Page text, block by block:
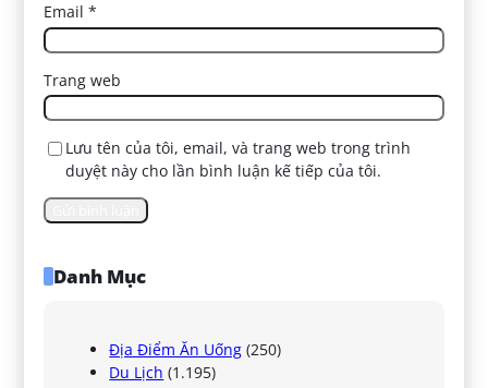
Email*
Trang web
Lưu tên của tôi, email, và trang web trong trình
duyệt này cho lần bình luận kế tiếp của tôi.
Danh Mục
Địa Điểm Ăn Uống (250)
Du Lịch (1.195)